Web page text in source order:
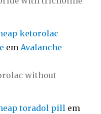
ketorolac
em Avalanche
without
toradol pill em